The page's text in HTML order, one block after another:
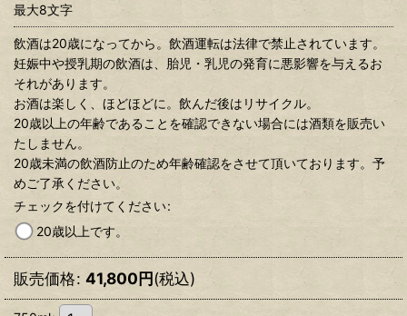
最大8文字
飲酒は20歳になってから。飲酒運転は法律で禁止されています。
妊娠中や授乳期の飲酒は、胎児・乳児の発育に悪影響を与えるお
それがあります。
お酒は楽しく、ほどほどに。飲んだ後はリサイクル。
20歳以上の年齢であることを確認できない場合には酒類を販売い
たしません。
20歳未満の飲酒防止のため年齢確認をさせて頂いております。予
めご了承ください。
チェックを付けてください:
20歳以上です。
販売価格: 41,800円(税込)